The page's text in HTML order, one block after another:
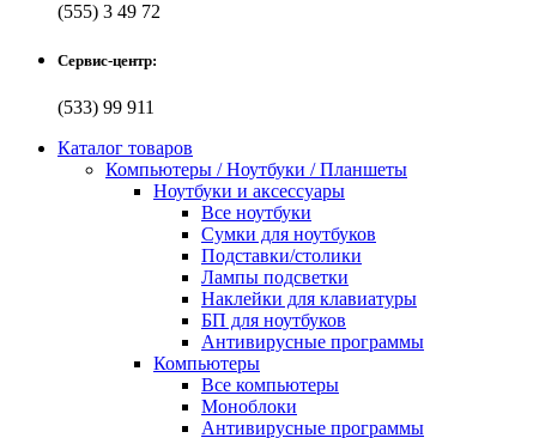
(555) 3 49 72
Сервис-центр:
(533) 99 911
Каталог товаров
Компьютеры / Ноутбуки / Планшеты
Ноутбуки и аксессуары
Все ноутбуки
Сумки для ноутбуков
Подставки/столики
Лампы подсветки
Наклейки для клавиатуры
БП для ноутбуков
Антивирусные программы
Компьютеры
Все компьютеры
Моноблоки
Антивирусные программы